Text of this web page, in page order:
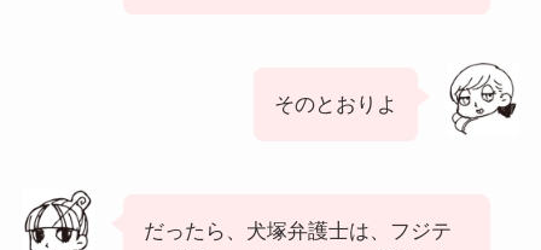
そのとおりよ
だったら、犬塚弁護士は、フジテ